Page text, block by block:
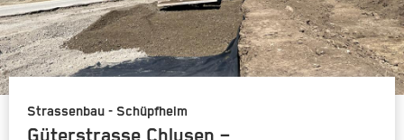
Strassenbau - Schüpfheim